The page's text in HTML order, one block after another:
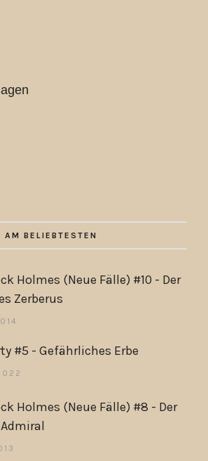
AM BELIEBTESTEN
Holmes (Neue Fälle) #10 - Der
Zerberus
#5 - Gefährliches Erbe
Holmes (Neue Fälle) #8 - Der